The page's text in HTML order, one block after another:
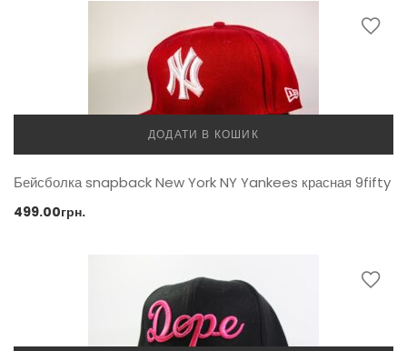
ДОДАТИ В КОШИК
Бейсболка snapback New York NY Yankees красная 9fifty
499.00грн.